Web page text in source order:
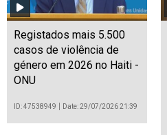
Registados mais 5.500
casos de violência de
género em 2026 no Haiti -
ONU
ID: 47538949 Date: 29/07/2026 21:39